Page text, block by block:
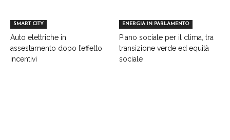
SMART CITY
Auto elettriche in
assestamento dopo l’effetto
incentivi
ENERGIA IN PARLAMENTO
Piano sociale per il clima, tra
transizione verde ed equità
sociale